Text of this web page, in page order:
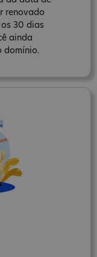
renovado
30 dias
ainda
domínio.